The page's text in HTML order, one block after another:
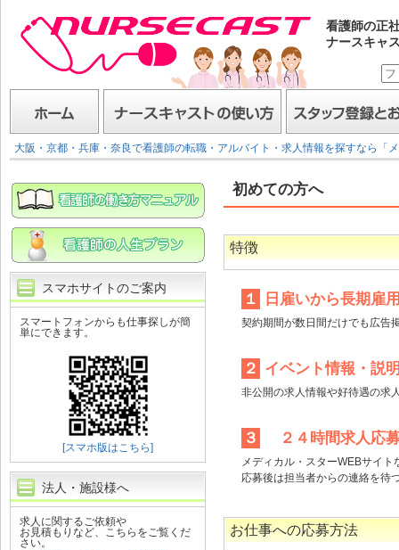
看護師の正
ナースキャ
ホーム ナースキャストの使い方 スタッフ登録とお仕事
大阪・京都・兵庫・奈良で看護師の転職・アルバイト・求人情報を探すなら「
初めての方へ
特徴
１ 日雇いから長期雇
契約期間が数日間だけでも広告
２ イベント情報・説
非公開の求人情報や好待遇の求
３ ２４時間求人応
メディカル・スターWEBサイ
応募後は担当者からの連絡を待
お仕事への応募方法
スマホサイトのご案内
スマートフォンからも仕事探しが簡
単にできます。
[スマホ版はこちら]
法人・施設様へ
求人に関するご依頼や
お見積もりなど、こちらをご覧くだ
さい。